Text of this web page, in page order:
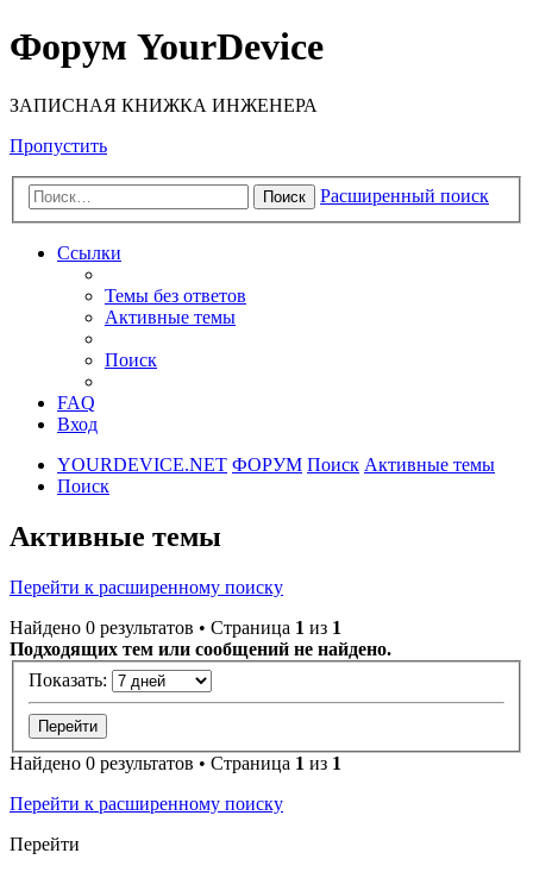
Форум YourDevice
ЗАПИСНАЯ КНИЖКА ИНЖЕНЕРА
Пропустить
Поиск Расширенный поиск
Ссылки
Темы без ответов
Активные темы
Поиск
FAQ
Вход
YOURDEVICE.NET ФОРУМ Поиск Активные темы
Поиск
Активные темы
Перейти к расширенному поиску
Найдено 0 результатов • Страница 1 из 1
Подходящих тем или сообщений не найдено.
Показать:
Найдено 0 результатов • Страница 1 из 1
Перейти к расширенному поиску
Перейти